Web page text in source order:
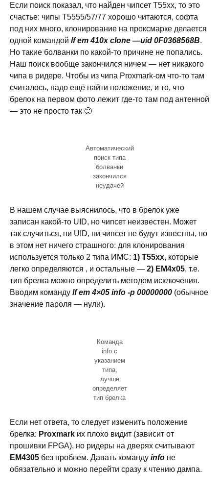
Если поиск показал, что найден чипсет T55xx, то это
счастье: чипы T5555/57/77 хорошо читаются, софта
под них много, клонирование на проксмарке делается
одной командой lf em 410x clone —uid 0F0368568B.
Но такие болванки по какой-то причине не попались.
Наш поиск вообще закончился ничем — нет никакого
чипа в ридере. Чтобы из чипа Proxmark-ом что-то там
считалось, надо ещё найти положение, и то, что
брелок на первом фото лежит где-то там под антенной
— это не просто так 🙂
Автоматический
поиск типа
болванки
закончился
неудачей
В нашем случае выяснилось, что в брелок уже
записан какой-то UID, но чипсет неизвестен. Может
так случиться, ни UID, ни чипсет не будут известны, но
в этом нет ничего страшного: для клонирования
используется только 2 типа ИМС: 1) T55xx, которые
легко определяются , и остальные — 2) EM4x05, т.е.
тип брелка можно определить методом исключения.
Вводим команду lf em 4×05 info -p 00000000 (обычное
значение пароля — нули).
Команда
info с
указанием
типа,
лучше
определяет
тип брелка
Если нет ответа, то следует изменить положение
брелка: Proxmark их плохо видит (зависит от
прошивки FPGA), но ридеры на дверях считывают
EM4305 без проблем. Давать команду info не
обязательно и можно перейти сразу к чтению дампа.